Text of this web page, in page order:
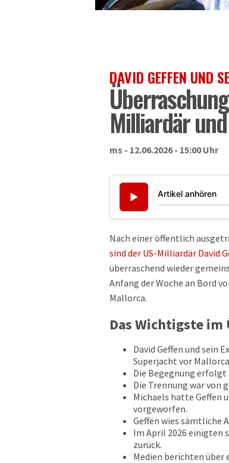
DAVID GEFFEN UND
Milliardär
ms - 12.06.2026 - 15:00 Uhr
▶ Artikel anhören
Nach einer öffentlich
sind der US-Milliardär David
überraschend wieder
Anfang der Woche an Bord
Mallorca.
Das Wichtigste
David Geffen und sein
Superjacht vor
Die Begegnung erfolgt
Die Trennung war von
Michaels hatte Geffen
vorgeworfen.
Geffen wies sämtliche
Im April 2026 einigten
zurück.
Medien berichten